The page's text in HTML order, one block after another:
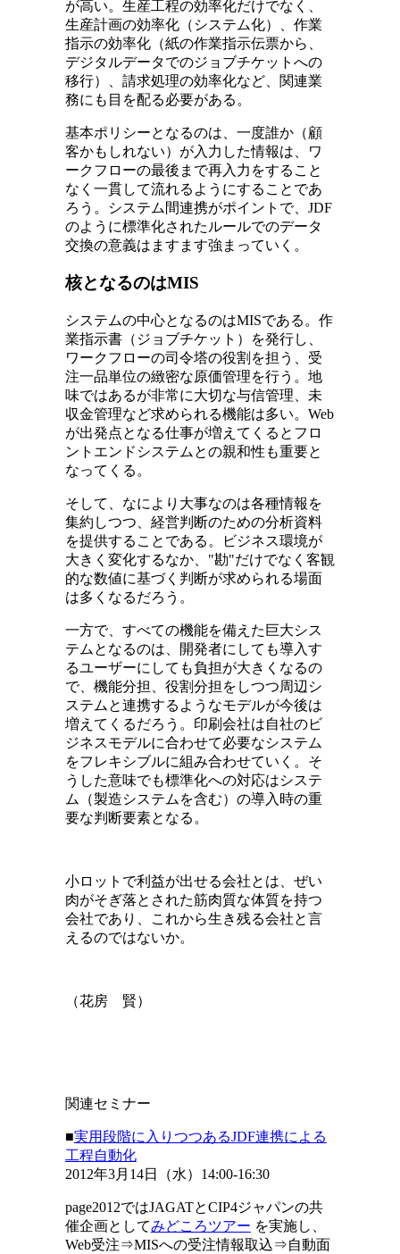
が高い。生産工程の効率化だけでなく、
生産計画の効率化（システム化）、作業
指示の効率化（紙の作業指示伝票から、
デジタルデータでのジョブチケットへの
移行）、請求処理の効率化など、関連業
務にも目を配る必要がある。
基本ポリシーとなるのは、一度誰か（顧
客かもしれない）が入力した情報は、ワ
ークフローの最後まで再入力をすること
なく一貫して流れるようにすることであ
ろう。システム間連携がポイントで、JDF
のように標準化されたルールでのデータ
交換の意義はますます強まっていく。
核となるのはMIS
システムの中心となるのはMISである。作
業指示書（ジョブチケット）を発行し、
ワークフローの司令塔の役割を担う、受
注一品単位の緻密な原価管理を行う。地
味ではあるが非常に大切な与信管理、未
収金管理など求められる機能は多い。Web
が出発点となる仕事が増えてくるとフロ
ントエンドシステムとの親和性も重要と
なってくる。
そして、なにより大事なのは各種情報を
集約しつつ、経営判断のための分析資料
を提供することである。ビジネス環境が
大きく変化するなか、"勘"だけでなく客観
的な数値に基づく判断が求められる場面
は多くなるだろう。
一方で、すべての機能を備えた巨大シス
テムとなるのは、開発者にしても導入す
るユーザーにしても負担が大きくなるの
で、機能分担、役割分担をしつつ周辺シ
ステムと連携するようなモデルが今後は
増えてくるだろう。印刷会社は自社のビ
ジネスモデルに合わせて必要なシステム
をフレキシブルに組み合わせていく。そ
うした意味でも標準化への対応はシステ
ム（製造システムを含む）の導入時の重
要な判断要素となる。
小ロットで利益が出せる会社とは、ぜい
肉がそぎ落とされた筋肉質な体質を持つ
会社であり、これから生き残る会社と言
えるのではないか。
（花房 賢）
関連セミナー
■実用段階に入りつつあるJDF連携による
工程自動化
2012年3月14日（水）14:00-16:30
page2012ではJAGATとCIP4ジャパンの共
催企画としてみどころツアー を実施し、
Web受注⇒MISへの受注情報取込⇒自動面